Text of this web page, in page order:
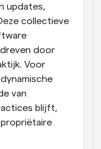
updates,
collectieve
door
Voor
van
blijft,